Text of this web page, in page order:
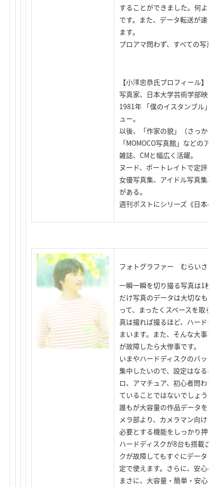
することができました。何よ
です。また、データ転送が速
ます。
プロアマ問わず、すべての写真
【小澤忠恭氏プロフィール】
写真家、日本大学芸術学部映画
1981年 「僕のイスタンブル」
ュー。
以後、「作家の貌」（さっかの
「MOMOCO写真館」などのア
雑誌、CMと幅広く活躍。
ヌード、ポートレイトで定評を
女優写真集、アイドル写真集
がある。
週刊ポストにシリーズ《日本の
フォトグラファー むらいさち
一瞬一瞬を切り撮る写真は1枚
だけ写真のデータは大切なも
って、まったくスペースを取ら
真は撮れば撮るほど、ハードデ
まいます。また、そんな大事
が故障したら大惨事です。
いまやハードディスクのバッ
集中したいので、設定はなる
ロ、アマチュア、初心者問わず
ていることではないでしょうか
誰もが大容量の作品データを
メラ部より、カメラマン向け
必要とする機能をしっかり押さ
ハードディスクが8台も搭載さ
クが故障してもすぐにデータ
定で使えます。さらに、安心の
まさに、大容量・簡単・安心